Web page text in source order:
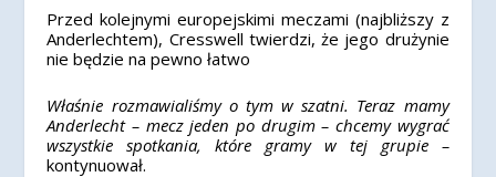
Przed kolejnymi europejskimi meczami (najbliższy z
Anderlechtem), Cresswell twierdzi, że jego drużynie
nie będzie na pewno łatwo
Właśnie rozmawialiśmy o tym w szatni. Teraz mamy
Anderlecht – mecz jeden po drugim – chcemy wygrać
wszystkie spotkania, które gramy w tej grupie –
kontynuował.